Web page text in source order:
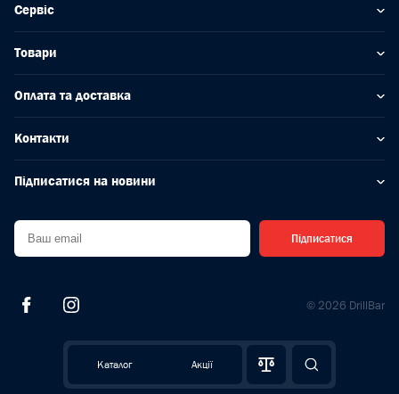
Каталог Акції
Сервіс
Товари
Оплата та доставка
Контакти
Підписатися на новини
Підписатися
© 2026 DrillBar